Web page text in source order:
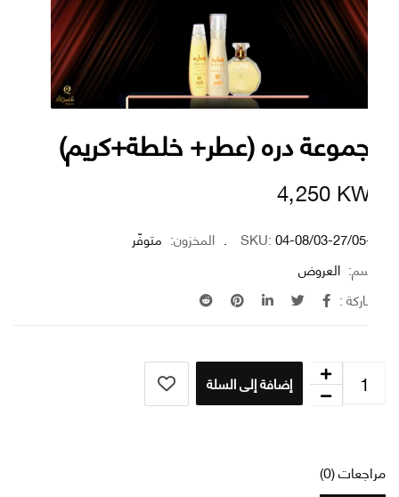
دره (عطر+ خلطة+كريم)
4٫250
SKU:04-08/03-27/ المخزون: متوفّر
العروض
إضافة إلى السلة
(0)